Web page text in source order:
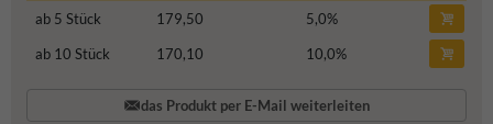
ab 5 Stück
179,50 5,0%
ab 10 Stück
170,10 10,0%
das Produkt per E-Mail weiterleiten